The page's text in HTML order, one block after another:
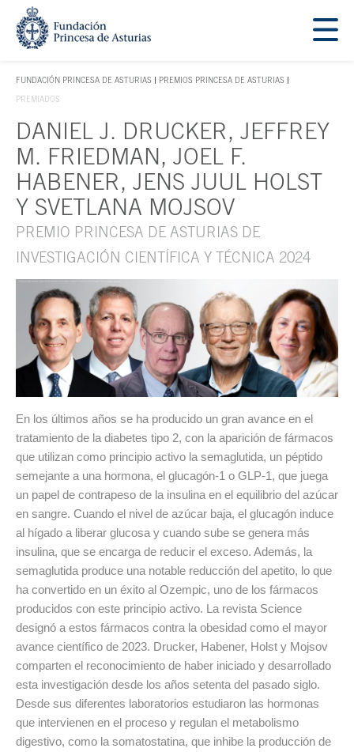
Saltar navegación. Ir directamente al contenido principal
FUNDACIÓN PRINCESA DE ASTURIAS
TECLA DE ACCESO 1
PREMIOS PRINCESA DE ASTURIAS
PREMIADOS
Contenido principal
DANIEL J. DRUCKER, JEFFREY
M. FRIEDMAN, JOEL F.
HABENER, JENS JUUL HOLST
Y SVETLANA MOJSOV
PREMIO PRINCESA DE ASTURIAS DE
INVESTIGACIÓN CIENTÍFICA Y TÉCNICA 2024
En los últimos años se ha producido un gran avance en el
tratamiento de la diabetes tipo 2, con la aparición de fármacos
que utilizan como principio activo la semaglutida, un péptido
semejante a una hormona, el glucagón-1 o GLP-1, que juega
un papel de contrapeso de la insulina en el equilibrio del azúcar
en sangre. Cuando el nivel de azúcar baja, el glucagón induce
al hígado a liberar glucosa y cuando sube se genera más
insulina, que se encarga de reducir el exceso. Además, la
semaglutida produce una notable reducción del apetito, lo que
ha convertido en un éxito al Ozempic, uno de los fármacos
producidos con este principio activo. La revista Science
designó a estos fármacos contra la obesidad como el mayor
avance científico de 2023. Drucker, Habener, Holst y Mojsov
comparten el reconocimiento de haber iniciado y desarrollado
esta investigación desde los años setenta del pasado siglo.
Desde sus diferentes laboratorios estudiaron las hormonas
que intervienen en el proceso y regulan el metabolismo
digestivo, como la somatostatina, que inhibe la producción de